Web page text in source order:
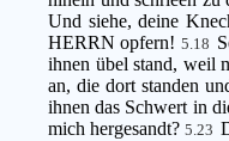
Und siehe, deine
HERRN opfern! 5.18
ihnen übel stand, weil
an, die dort standen
ihnen das Schwert in
mich hergesandt?5.23